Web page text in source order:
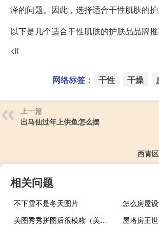
泽的问题。因此，选择适合干性肌肤的护
以下是几个适合干性肌肤的护肤品品牌推
<li
网络标签： 干性 干燥
上一篇
出马仙过年上供鱼怎么摆
西青
相关问题
不下雪不是冬天图片
怎么房屋
美图秀秀拼图后很模糊（美图秀秀拼图后不清晰怎么办）